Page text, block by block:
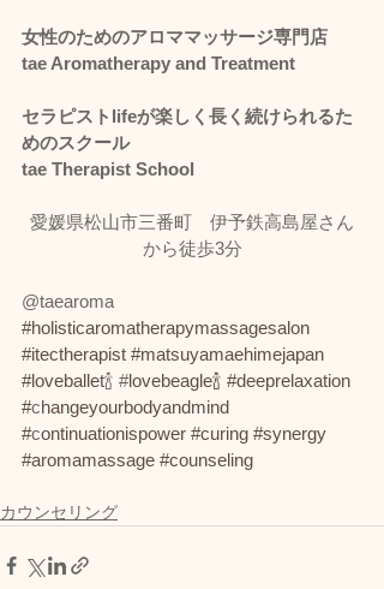
女性のためのアロママッサージ専門店
tae Aromatherapy and Treatment
セラピストlifeが楽しく長く続けられるた
めのスクール
tae Therapist School
愛媛県松山市三番町　伊予鉄高島屋さん
から徒歩3分
@taearoma
#holisticaromatherapymassagesalon
#itectherapist #matsuyamaehimejapan
#loveballet🍾 #lovebeagle🍾 #deeprelaxation
#changeyourbodyandmind
#continuationispower #curing #synergy
#aromamassage #counseling
カウンセリング